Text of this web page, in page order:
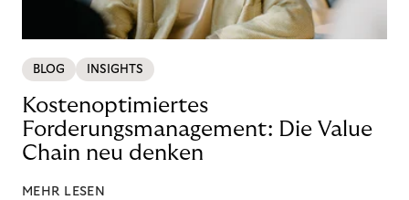
BLOG INSIGHTS
Kostenoptimiertes
Forderungsmanagement: Die Value
Chain neu denken
MEHR LESEN